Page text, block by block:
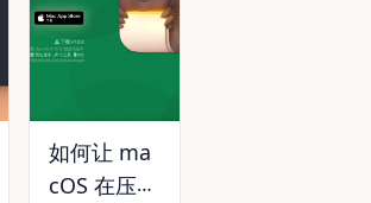
如何让 ma
cOS 在压缩